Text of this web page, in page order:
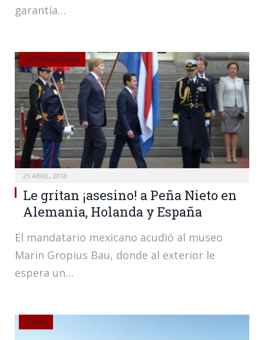
garantía…
INTERNACIONAL
25 ABRIL, 2018
Le gritan ¡asesino! a Peña Nieto en
Alemania, Holanda y España
El mandatario mexicano acudió al museo
Marin Gropius Bau, donde al exterior le
espera un…
LOCAL